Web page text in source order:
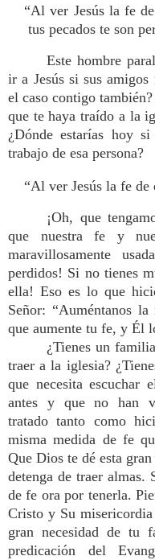
“Al ver Jesús la fe
tus pecados te son
Este hombre
ir a Jesús si sus
el caso contigo
que te haya traído a la
¿Dónde estarías hoy
trabajo de esa persona?
“Al ver Jesús la fe
¡Oh, que
que nuestra fe y
maravillosamente
perdidos! Si no tienes
ella! Eso es lo que
Señor: “Auméntanos
que aumente tu fe, y Él
¿Tienes un
traer a la iglesia?
que necesita escuchar
antes y que no han
tratado tanto como
misma medida de fe
Que Dios te dé esta
detenga de traer almas.
de fe ora por tenerla.
Cristo y Su misericordia
gran necesidad de tu
predicación del